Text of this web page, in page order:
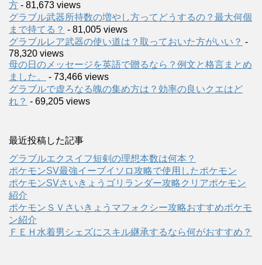
方 - 81,673 views
グラブル武器所持数の増やし方ってどうするの？最大何個
まで持てる？ - 81,005 views
グラブルレア武器の使い道は？取っておいた方がいい？ -
78,320 views
母の日のメッセージを英語で贈るなら？例文と格言まとめ
ました。
- 73,466 views
グラブルで虚ろなる魄の集め方は？効率の良いクエはど
れ？ - 69,205 views
最近投稿した記事
グラブルエクスイフ短剣の理想本数は何本？
ポケモンSV最強イーブイソロ攻略で使用したポケモン
ポケモンSVさいきょうゴリランダー攻略クリアポケモン
紹介
ポケモンＳＶさいきょうマフォクシー攻略おすすめポケモ
ン紹介
ＦＥＨ水着男シェズにスキル継承するなら何がおすすめ？